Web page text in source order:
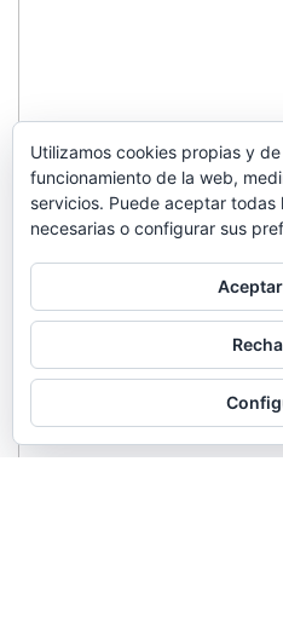
Utilizamos cookies propias y
funcionamiento de la web,
servicios. Puede aceptar todas
necesarias o configurar sus